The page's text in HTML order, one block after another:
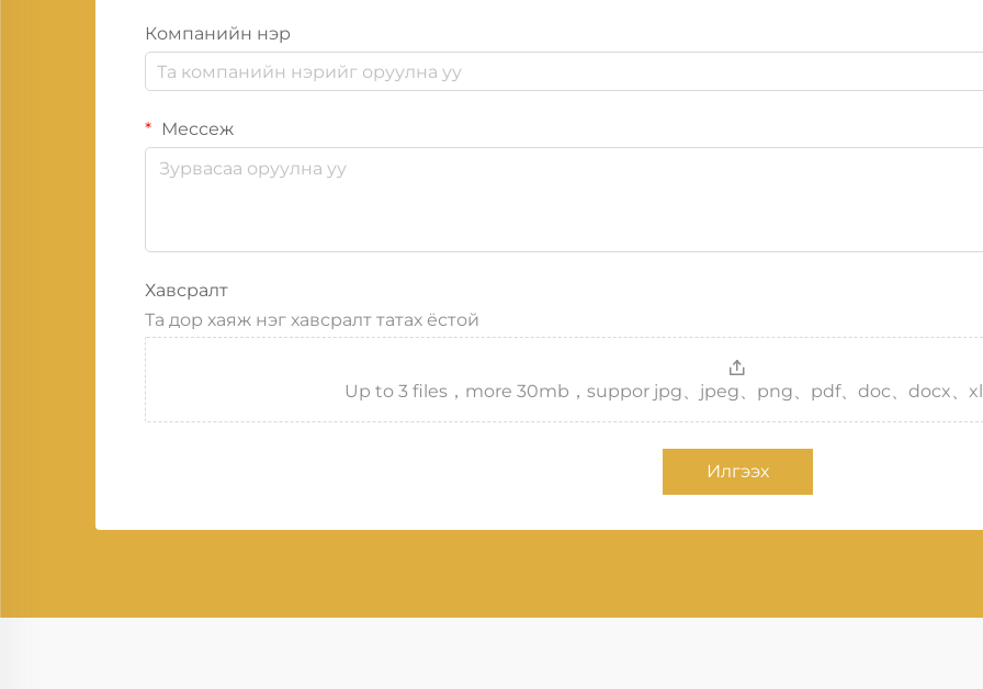
Компанийн нэр
Мессеж
Хавсралт
Та дор хаяж нэг хавсралт татах ёстой
Up to 3 files，more 30mb，suppor jpg、jpeg、png、pdf、doc、docx、
Илгээх